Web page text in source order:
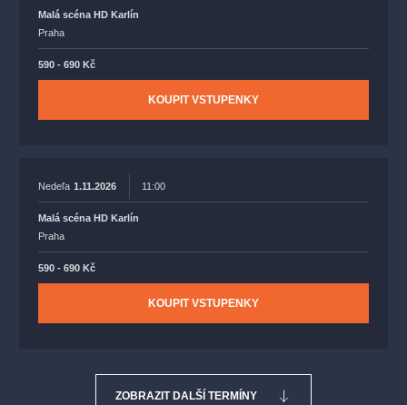
Malá scéna HD Karlín
Praha
590 - 690 Kč
KOUPIT VSTUPENKY
Nedeľa 1.11.2026 11:00
Malá scéna HD Karlín
Praha
590 - 690 Kč
KOUPIT VSTUPENKY
ZOBRAZIT DALŠÍ TERMÍNY